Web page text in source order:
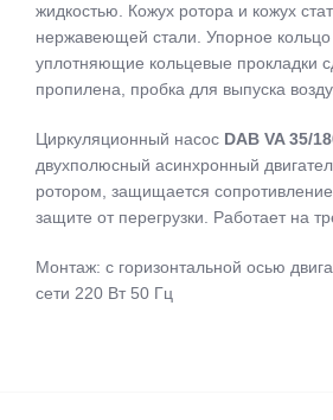
жидкостью. Кожух ротора и кожух
нержавеющей стали. Упорное кольцо
уплотняющие кольцевые прокладки
пропилена, пробка для выпуска
Циркуляционный насос DAB VA 35/
двухполюсный асинхронный
ротором, защищается
защите от перегрузки. Работает на
Монтаж: с горизонтальной осью
сети 220 Вт 50 Гц